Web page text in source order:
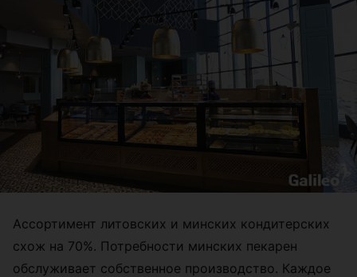
Ассортимент литовских и минских кондитерских
схож на 70%. Потребности минских пекарен
обслуживает собственное производство. Каждое